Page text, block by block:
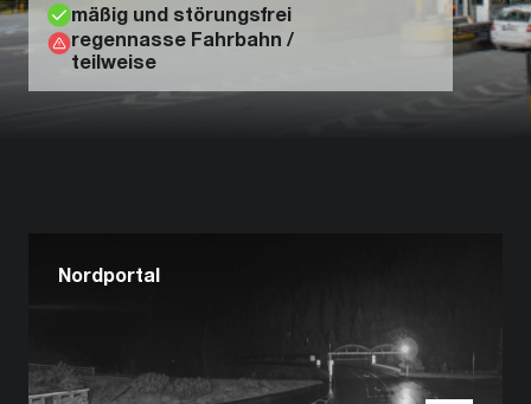
mäßig und störungsfrei
regennasse Fahrbahn /
teilweise
Nordportal